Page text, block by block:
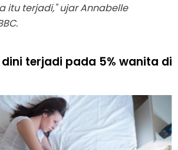
itu terjadi," ujar Annabelle
terjadi pada 5% wanita di